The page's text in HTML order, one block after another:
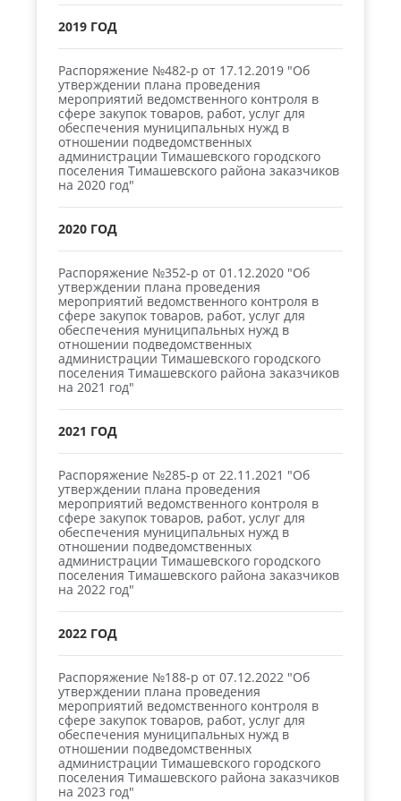
2019 ГОД
Распоряжение №482-р от 17.12.2019 "Об
утверждении плана проведения
мероприятий ведомственного контроля в
сфере закупок товаров, работ, услуг для
обеспечения муниципальных нужд в
отношении подведомственных
администрации Тимашевского городского
поселения Тимашевского района заказчиков
на 2020 год"
2020 ГОД
Распоряжение №352-р от 01.12.2020 "Об
утверждении плана проведения
мероприятий ведомственного контроля в
сфере закупок товаров, работ, услуг для
обеспечения муниципальных нужд в
отношении подведомственных
администрации Тимашевского городского
поселения Тимашевского района заказчиков
на 2021 год"
2021 ГОД
Распоряжение №285-р от 22.11.2021 "Об
утверждении плана проведения
мероприятий ведомственного контроля в
сфере закупок товаров, работ, услуг для
обеспечения муниципальных нужд в
отношении подведомственных
администрации Тимашевского городского
поселения Тимашевского района заказчиков
на 2022 год"
2022 ГОД
Распоряжение №188-р от 07.12.2022 "Об
утверждении плана проведения
мероприятий ведомственного контроля в
сфере закупок товаров, работ, услуг для
обеспечения муниципальных нужд в
отношении подведомственных
администрации Тимашевского городского
поселения Тимашевского района заказчиков
на 2023 год"